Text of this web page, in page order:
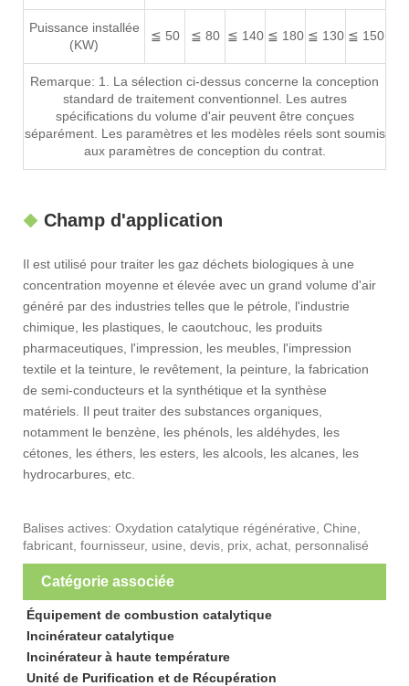
Puissance installée
(KW)
≦ 50 ≦ 80 ≦ 140 ≦ 180 ≦ 130 ≦ 150
Remarque: 1. La sélection ci-dessus concerne la conception
standard de traitement conventionnel. Les autres
spécifications du volume d'air peuvent être conçues
séparément. Les paramètres et les modèles réels sont soumis
aux paramètres de conception du contrat.
Champ d'application
Il est utilisé pour traiter les gaz déchets biologiques à une
concentration moyenne et élevée avec un grand volume d'air
généré par des industries telles que le pétrole, l'industrie
chimique, les plastiques, le caoutchouc, les produits
pharmaceutiques, l'impression, les meubles, l'impression
textile et la teinture, le revêtement, la peinture, la fabrication
de semi-conducteurs et la synthétique et la synthèse
matériels. Il peut traiter des substances organiques,
notamment le benzène, les phénols, les aldéhydes, les
cétones, les éthers, les esters, les alcools, les alcanes, les
hydrocarbures, etc.
Balises actives: Oxydation catalytique régénérative, Chine,
fabricant, fournisseur, usine, devis, prix, achat, personnalisé
Catégorie associée
Équipement de combustion catalytique
Incinérateur catalytique
Incinérateur à haute température
Unité de Purification et de Récupération